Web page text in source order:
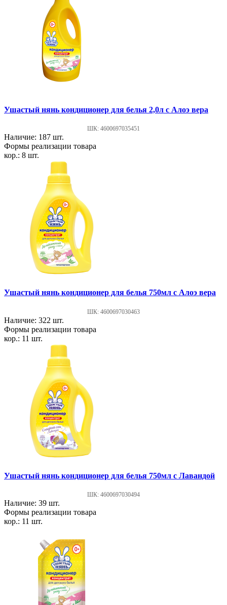
Ушастый нянь кондиционер для белья 2,0л с Алоэ вера
ШК: 4600697035451
Наличие: 187 шт.
Формы реализации товара
кор.: 8 шт.
Ушастый нянь кондиционер для белья 750мл с Алоэ вера
ШК: 4600697030463
Наличие: 322 шт.
Формы реализации товара
кор.: 11 шт.
Ушастый нянь кондиционер для белья 750мл с Лавандой
ШК: 4600697030494
Наличие: 39 шт.
Формы реализации товара
кор.: 11 шт.